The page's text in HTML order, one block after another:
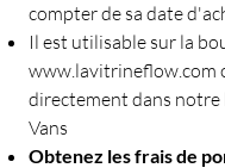
compter de sa date
Il est utilisable sur la
www.lavitrineflow.com
directement dans
Vans
Obtenez les frais de